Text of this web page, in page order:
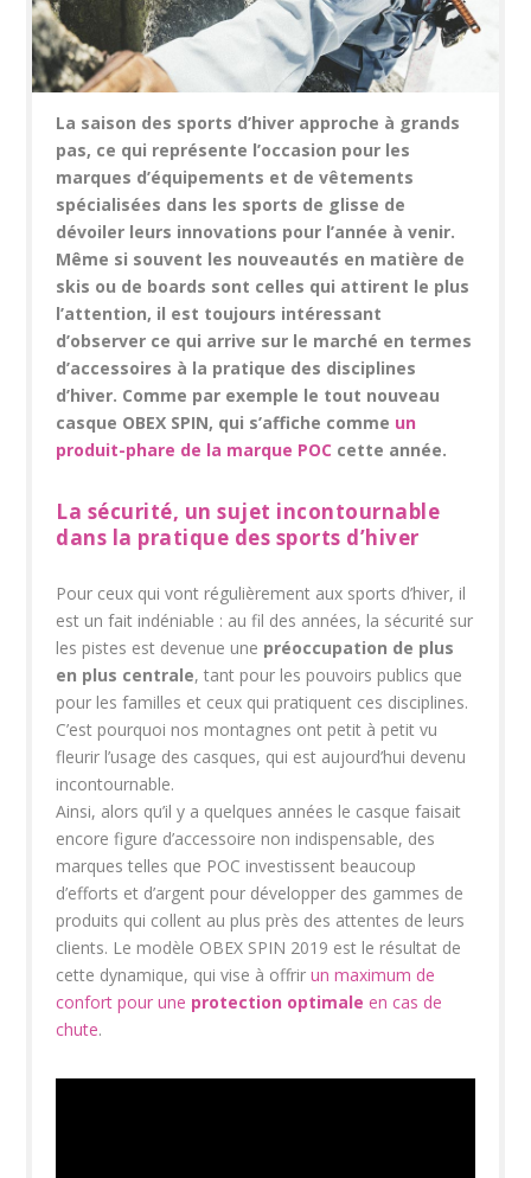
La saison des sports d’hiver approche à grands
pas, ce qui représente l’occasion pour les
marques d’équipements et de vêtements
spécialisées dans les sports de glisse de
dévoiler leurs innovations pour l’année à venir.
Même si souvent les nouveautés en matière de
skis ou de boards sont celles qui attirent le plus
l’attention, il est toujours intéressant
d’observer ce qui arrive sur le marché en termes
d’accessoires à la pratique des disciplines
d’hiver. Comme par exemple le tout nouveau
casque OBEX SPIN, qui s’affiche comme un
produit-phare de la marque POC cette année.
La sécurité, un sujet incontournable
dans la pratique des sports d’hiver
Pour ceux qui vont régulièrement aux sports d’hiver, il
est un fait indéniable : au fil des années, la sécurité sur
les pistes est devenue une préoccupation de plus
en plus centrale, tant pour les pouvoirs publics que
pour les familles et ceux qui pratiquent ces disciplines.
C’est pourquoi nos montagnes ont petit à petit vu
fleurir l’usage des casques, qui est aujourd’hui devenu
incontournable.
Ainsi, alors qu’il y a quelques années le casque faisait
encore figure d’accessoire non indispensable, des
marques telles que POC investissent beaucoup
d’efforts et d’argent pour développer des gammes de
produits qui collent au plus près des attentes de leurs
clients. Le modèle OBEX SPIN 2019 est le résultat de
cette dynamique, qui vise à offrirun maximum de
confort pour une protection optimale en cas de
chute.